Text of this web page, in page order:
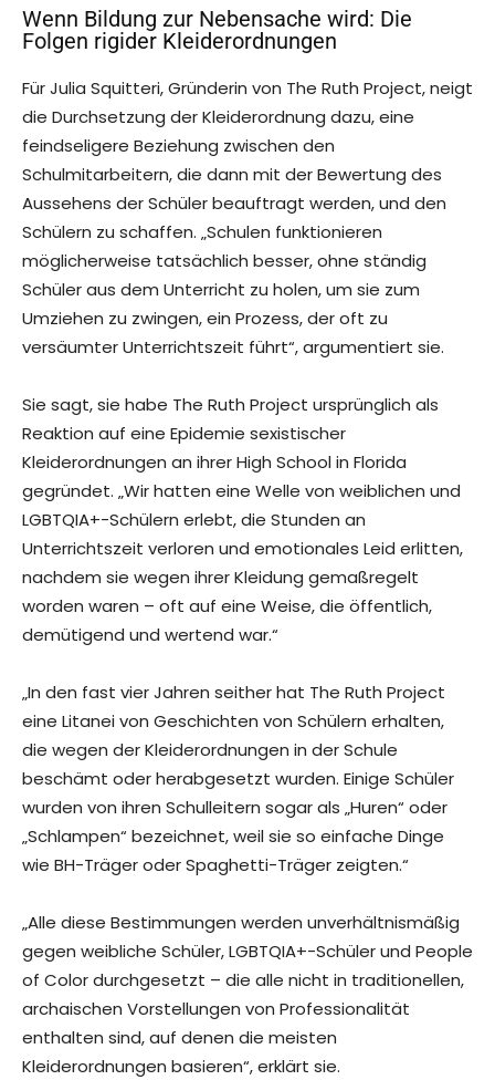
Wenn Bildung zur Nebensache wird: Die
Folgen rigider Kleiderordnungen
Für Julia Squitteri, Gründerin von The Ruth Project, neigt
die Durchsetzung der Kleiderordnung dazu, eine
feindseligere Beziehung zwischen den
Schulmitarbeitern, die dann mit der Bewertung des
Aussehens der Schüler beauftragt werden, und den
Schülern zu schaffen. „Schulen funktionieren
möglicherweise tatsächlich besser, ohne ständig
Schüler aus dem Unterricht zu holen, um sie zum
Umziehen zu zwingen, ein Prozess, der oft zu
versäumter Unterrichtszeit führt“, argumentiert sie.
Sie sagt, sie habe The Ruth Project ursprünglich als
Reaktion auf eine Epidemie sexistischer
Kleiderordnungen an ihrer High School in Florida
gegründet. „Wir hatten eine Welle von weiblichen und
LGBTQIA+-Schülern erlebt, die Stunden an
Unterrichtszeit verloren und emotionales Leid erlitten,
nachdem sie wegen ihrer Kleidung gemaßregelt
worden waren – oft auf eine Weise, die öffentlich,
demütigend und wertend war.“
„In den fast vier Jahren seither hat The Ruth Project
eine Litanei von Geschichten von Schülern erhalten,
die wegen der Kleiderordnungen in der Schule
beschämt oder herabgesetzt wurden. Einige Schüler
wurden von ihren Schulleitern sogar als „Huren“ oder
„Schlampen“ bezeichnet, weil sie so einfache Dinge
wie BH-Träger oder Spaghetti-Träger zeigten.“
„Alle diese Bestimmungen werden unverhältnismäßig
gegen weibliche Schüler, LGBTQIA+-Schüler und People
of Color durchgesetzt – die alle nicht in traditionellen,
archaischen Vorstellungen von Professionalität
enthalten sind, auf denen die meisten
Kleiderordnungen basieren“, erklärt sie.